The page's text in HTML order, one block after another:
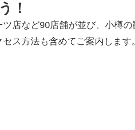
！
店など90店舗が並び、小樽の
ス方法も含めてご案内します。